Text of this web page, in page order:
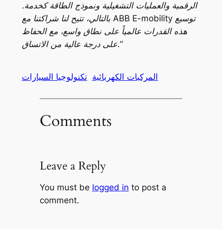
الرقمية والعمليات التشغيلية ونموذج الطاقة كخدمة.
بالتالي، تتيح لنا شراكتنا مع ABB E-mobility توسيع
هذه القدرات عالمياً على نطاق واسع، مع الحفاظ
على درجة عالية من الاتساق.”
المركبات الكهربائية تكنولوجيا السيارات
Comments
Leave a Reply
You must be logged in to post a
comment.